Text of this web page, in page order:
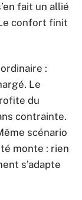
fait un allié
confort finit
:
Le
du
contrainte.
scénario
monte : rien
s’adapte